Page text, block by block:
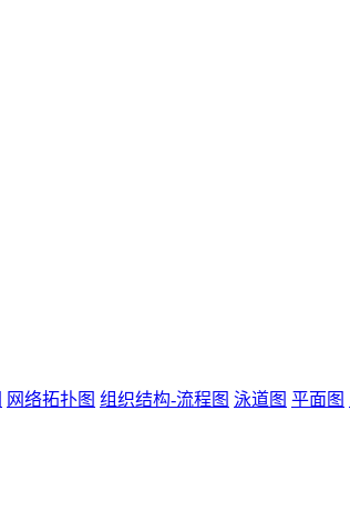
网络拓扑图 组织结构-流程图 泳道图 平面图